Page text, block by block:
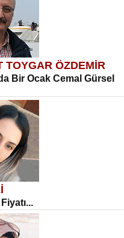
TOYGAR ÖZDEMİR
Bir Ocak Cemal Gürsel